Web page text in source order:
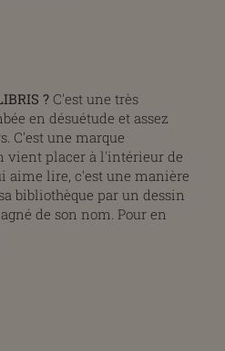
?C'est une très
en désuétude et assez
C'est une marque
vient placer à l'intérieur de
aime lire, c'est une manière
bibliothèque par un dessin
de son nom. Pour en